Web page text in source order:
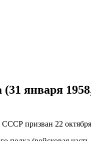
января
призван 22